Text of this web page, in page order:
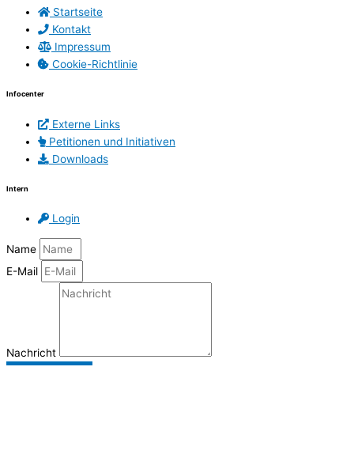
Startseite
Kontakt
Impressum
Cookie-Richtlinie
Infocenter
Externe Links
Petitionen und Initiativen
Downloads
Intern
Login
Name
E-Mail
Nachricht